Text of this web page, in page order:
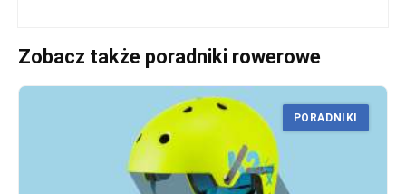
Zobacz także poradniki rowerowe
PORADNIKI